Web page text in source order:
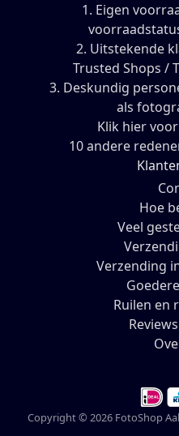
1. Eigen
2. Uitstekende
Trusted Shops /
3. Deskundig
als
Klik hier
10 andere
Hoe
Veel
Verzending
Ruilen en
Copyright © 2026 FotoShop